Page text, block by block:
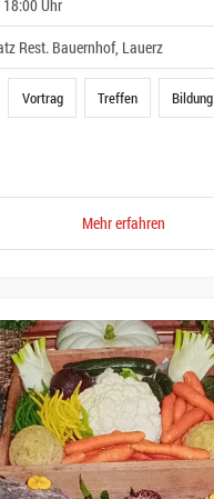
Uhr
Rest. Bauernhof, Lauerz
Vortrag Treffen Bildung
Mehr erfahren